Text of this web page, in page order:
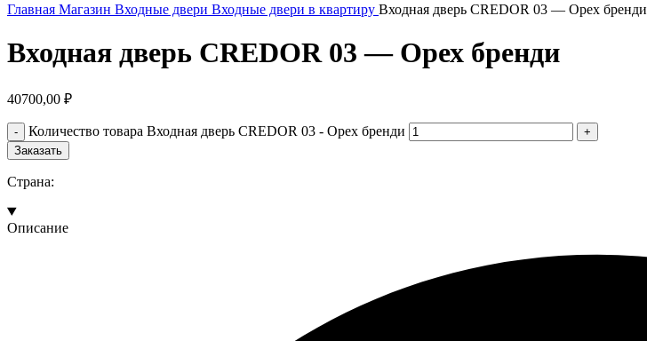
Главная Магазин Входные двери Входные двери в квартиру Входная дверь CREDOR 03 — Орех бренди
Входная дверь CREDOR 03 — Орех бренди
40700,00 ₽
Количество товара Входная дверь CREDOR 03 - Орех бренди
Заказать
Страна:
Описание